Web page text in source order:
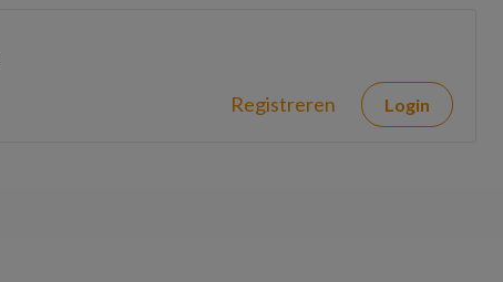
Registreren Login